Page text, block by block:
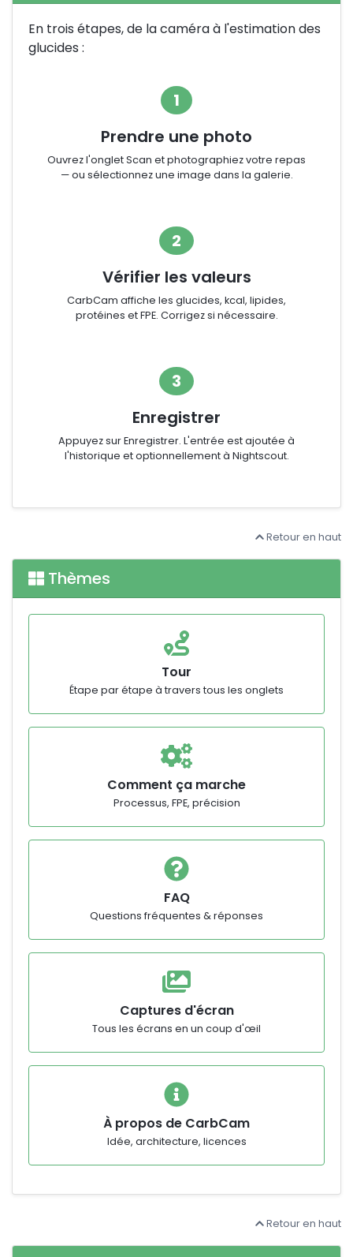
En trois étapes, de la caméra à l'estimation des
glucides :
1
Prendre une photo
Ouvrez l'onglet Scan et photographiez votre repas
— ou sélectionnez une image dans la galerie.
2
Vérifier les valeurs
CarbCam affiche les glucides, kcal, lipides,
protéines et FPE. Corrigez si nécessaire.
3
Enregistrer
Appuyez sur Enregistrer. L'entrée est ajoutée à
l'historique et optionnellement à Nightscout.
Retour en haut
Thèmes
Tour
Étape par étape à travers tous les onglets
Comment ça marche
Processus, FPE, précision
FAQ
Questions fréquentes & réponses
Captures d'écran
Tous les écrans en un coup d'œil
À propos de CarbCam
Idée, architecture, licences
Retour en haut